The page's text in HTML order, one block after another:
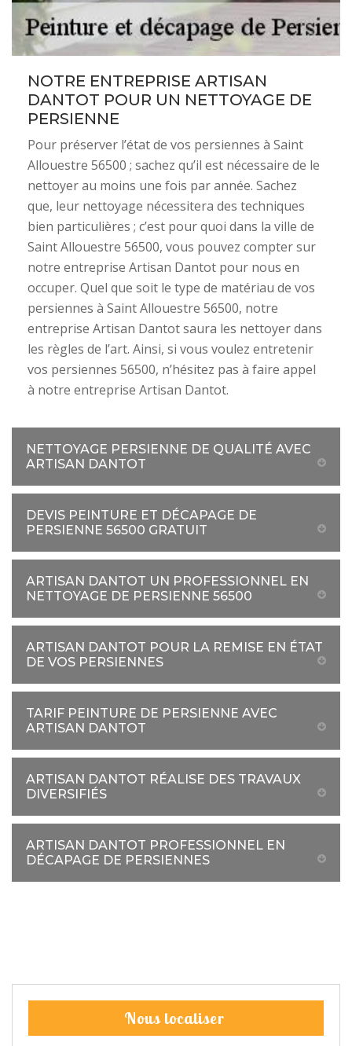
NOTRE ENTREPRISE ARTISAN
DANTOT POUR UN NETTOYAGE DE
PERSIENNE
Pour préserver l’état de vos persiennes à Saint
Allouestre 56500 ; sachez qu’il est nécessaire de le
nettoyer au moins une fois par année. Sachez
que, leur nettoyage nécessitera des techniques
bien particulières ; c’est pour quoi dans la ville de
Saint Allouestre 56500, vous pouvez compter sur
notre entreprise Artisan Dantot pour nous en
occuper. Quel que soit le type de matériau de vos
persiennes à Saint Allouestre 56500, notre
entreprise Artisan Dantot saura les nettoyer dans
les règles de l’art. Ainsi, si vous voulez entretenir
vos persiennes 56500, n’hésitez pas à faire appel
à notre entreprise Artisan Dantot.
NETTOYAGE PERSIENNE DE QUALITÉ AVEC
ARTISAN DANTOT
DEVIS PEINTURE ET DÉCAPAGE DE
PERSIENNE 56500 GRATUIT
ARTISAN DANTOT UN PROFESSIONNEL EN
NETTOYAGE DE PERSIENNE 56500
ARTISAN DANTOT POUR LA REMISE EN ÉTAT
DE VOS PERSIENNES
TARIF PEINTURE DE PERSIENNE AVEC
ARTISAN DANTOT
ARTISAN DANTOT RÉALISE DES TRAVAUX
DIVERSIFIÉS
ARTISAN DANTOT PROFESSIONNEL EN
DÉCAPAGE DE PERSIENNES
Nous localiser